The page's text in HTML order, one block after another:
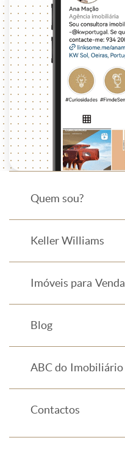
Quem sou?
Keller Williams
Imóveis para Venda
Blog
ABC do Imobiliário
Contactos